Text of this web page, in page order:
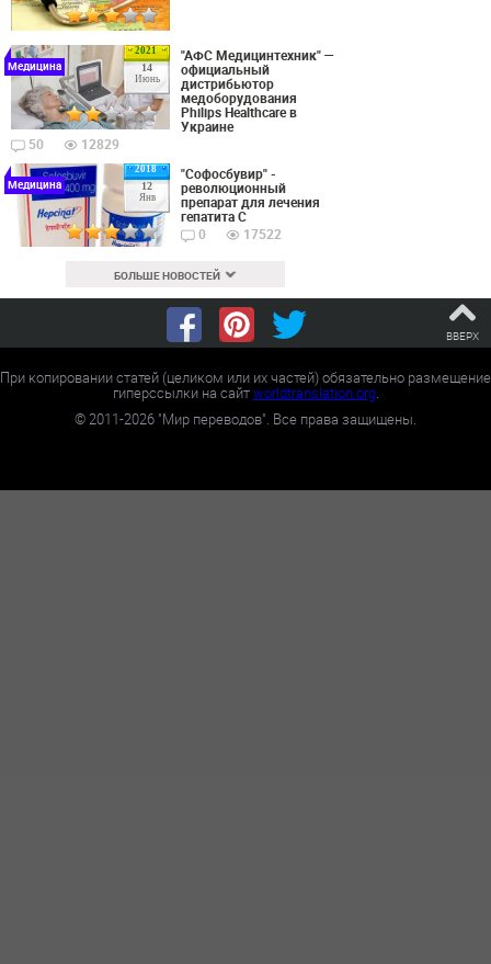
2021
14
Июнь
Медицина
"АФС Медицинтехник" —
официальный
дистрибьютор
медоборудования
Philips Healthcare в
Украине
50
12829
2018
12
Янв
Медицина
"Софосбувир" -
революционный
препарат для лечения
гепатита С
0
17522
БОЛЬШЕ НОВОСТЕЙ
ВВЕРХ
При копировании статей (целиком или их частей) обязательно размещение
гиперссылки на сайтworldtranslation.org.
©2011-2026 "Мир переводов". Все права защищены.